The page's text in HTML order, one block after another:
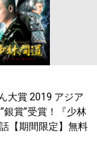
大賞 2019 アジア
銀賞”受賞！『少林
【期間限定】無料